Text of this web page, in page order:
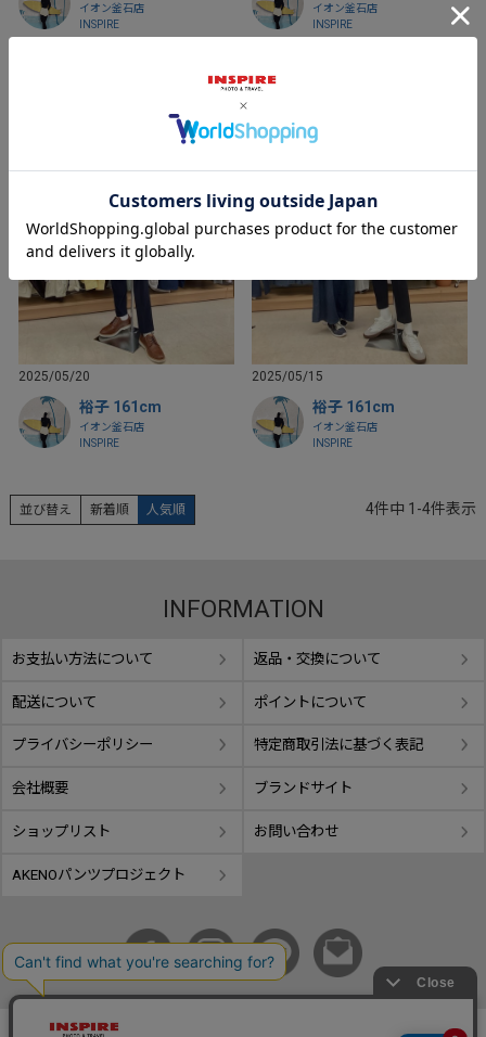
イオン釜石店
INSPIRE
イオン釜石店
INSPIRE
2025/05/20
裕子 161cm
イオン釜石店
INSPIRE
2025/05/15
裕子 161cm
イオン釜石店
INSPIRE
並び替え 新着順 人気順 4件中 1 -4件表示
INFORMATION
お支払い方法について 返品・交換について
配送について ポイントについて
プライバシーポリシー 特定商取引法に基づく表記
会社概要 ブランドサイト
ショップリスト お問い合わせ
AKENOパンツプロジェクト